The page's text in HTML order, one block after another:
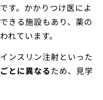
す。かかりつけ医によ
きる施設もあり、薬の
れています。
ンスリン注射といった
とに異なるため、見学